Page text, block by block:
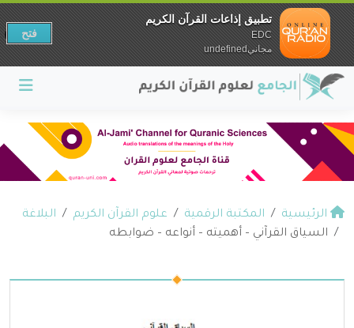
الرئيسية المكتبة الرقمية علوم القرآن الكريم
البلاغة
السياق القرآني – أهميته – أنواعه – ضوابطه
تطبيق إذاعات القرآن الكريم
EDC
مجانيundefined
فتح